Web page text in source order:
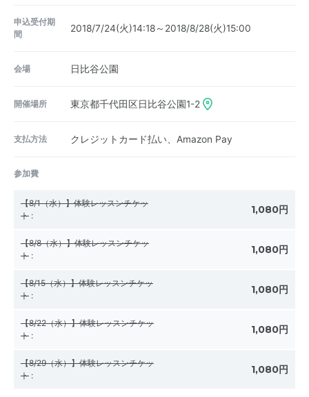
申込受付期
間
2018/7/24(火)14:18～2018/8/28(火)15:00
会場 日比谷公園
開催場所 東京都千代田区日比谷公園1-2
支払方法 クレジットカード払い、Amazon Pay
参加費
【8/1（水）】体験レッスンチケッ
ト : 1,080円
【8/8（水）】体験レッスンチケッ
ト : 1,080円
【8/15（水）】体験レッスンチケッ
ト : 1,080円
【8/22（水）】体験レッスンチケッ
ト : 1,080円
【8/29（水）】体験レッスンチケッ
ト : 1,080円